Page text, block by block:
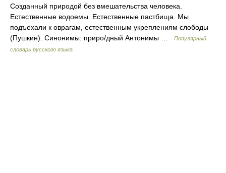
Созданный природой без вмешательства человека.
Естественные водоемы. Естественные пастбища. Мы
подъехали к оврагам, естественным укреплениям слободы
(Пушкин). Синонимы: приро/дный Антонимы …
Популярный
словарь русского языка